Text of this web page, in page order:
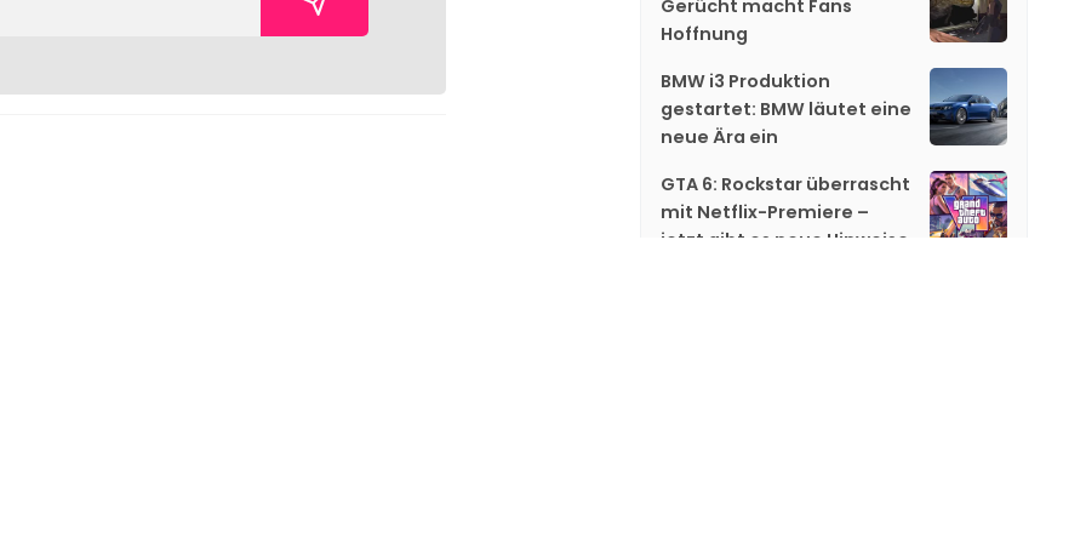
Gerücht macht Fans
Hoffnung
BMW i3 Produktion
gestartet: BMW läutet eine
neue Ära ein
GTA 6: Rockstar überrascht
mit Netflix-Premiere –
jetzt gibt es neue Hinweise